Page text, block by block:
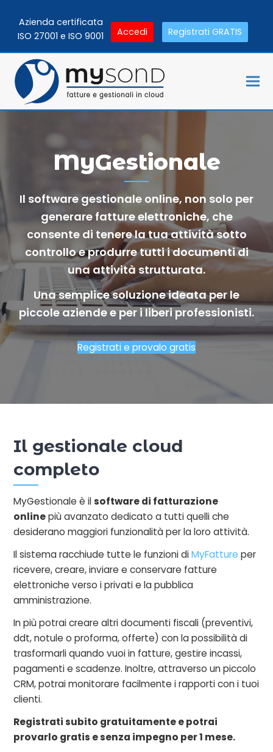
Azienda certificata
ISO 27001 e ISO 9001
Accedi Registrati GRATIS
MyGestionale
Il software gestionale online, non solo per
generare fatture elettroniche, che
consente di tenere la tua attività sotto
controllo e produrre tutti i documenti di
una attività strutturata.
Una semplice soluzione ideata per le
piccole aziende e per i liberi professionisti.
Registrati e provalo gratis
Il gestionale cloud
completo
MyGestionale è ilsoftware di fatturazione
onlinepiù avanzato dedicato a tutti quelli che
desiderano maggiori funzionalità per la loro attività.
Il sistema racchiude tutte le funzioni diMyFatture per
ricevere, creare, inviare e conservare fatture
elettroniche verso i privati e la pubblica
amministrazione.
In più potrai creare altri documenti fiscali (preventivi,
ddt, notule o proforma, offerte) con la possibilità di
trasformarli quando vuoi in fatture, gestire incassi,
pagamenti e scadenze. Inoltre, attraverso un piccolo
CRM, potrai monitorare facilmente i rapporti con i tuoi
clienti.
Registrati subito gratuitamente e potrai
provarlo gratis e senza impegno per 1 mese.